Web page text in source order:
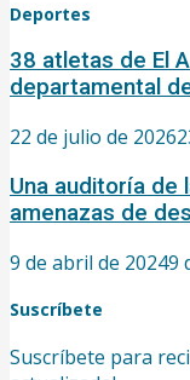
Deportes
38 atletas de El
departamental
22 de julio de 2026
Una auditoría de
amenazas de
9 de abril de 20249
Suscríbete
Suscríbete para